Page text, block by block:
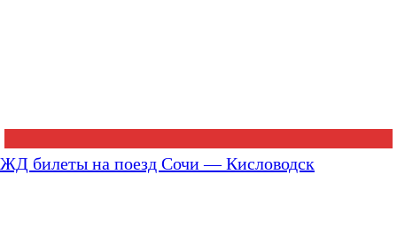
ЖД билеты на поезд Сочи — Кисловодск